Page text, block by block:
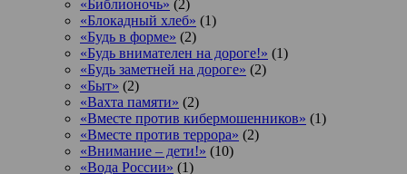
«Библионочь» (2)
«Блокадный хлеб» (1)
«Будь в форме» (2)
«Будь внимателен на дороге!» (1)
«Будь заметней на дороге» (2)
«Быт» (2)
«Вахта памяти» (2)
«Вместе против кибермошенников» (1)
«Вместе против террора» (2)
«Внимание – дети!» (10)
«Вода России» (1)